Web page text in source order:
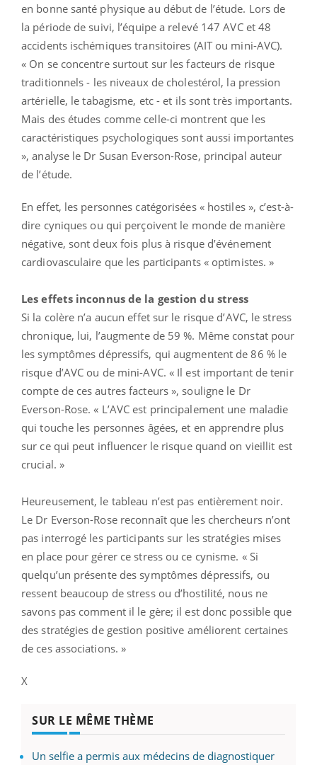
en bonne santé physique au début de l’étude. Lors de
la période de suivi, l’équipe a relevé 147 AVC et 48
accidents ischémiques transitoires (AIT ou mini-AVC).
« On se concentre surtout sur les facteurs de risque
traditionnels - les niveaux de cholestérol, la pression
artérielle, le tabagisme, etc - et ils sont très importants.
Mais des études comme celle-ci montrent que les
caractéristiques psychologiques sont aussi importantes
», analyse le Dr Susan Everson-Rose, principal auteur
de l’étude.
En effet, les personnes catégorisées « hostiles », c’est-à-
dire cyniques ou qui perçoivent le monde de manière
négative, sont deux fois plus à risque d’événement
cardiovasculaire que les participants « optimistes. »
Les effets inconnus de la gestion du stress
Si la colère n’a aucun effet sur le risque d’AVC, le stress
chronique, lui, l’augmente de 59 %. Même constat pour
les symptômes dépressifs, qui augmentent de 86 % le
risque d’AVC ou de mini-AVC. « Il est important de tenir
compte de ces autres facteurs », souligne le Dr
Everson-Rose. « L’AVC est principalement une maladie
qui touche les personnes âgées, et en apprendre plus
sur ce qui peut influencer le risque quand on vieillit est
crucial. »
Heureusement, le tableau n’est pas entièrement noir.
Le Dr Everson-Rose reconnaît que les chercheurs n’ont
pas interrogé les participants sur les stratégies mises
en place pour gérer ce stress ou ce cynisme. « Si
quelqu’un présente des symptômes dépressifs, ou
ressent beaucoup de stress ou d’hostilité, nous ne
savons pas comment il le gère; il est donc possible que
des stratégies de gestion positive améliorent certaines
de ces associations. »
X
SUR LE MÊME THÈME
Un selfie a permis aux médecins de diagnostiquer